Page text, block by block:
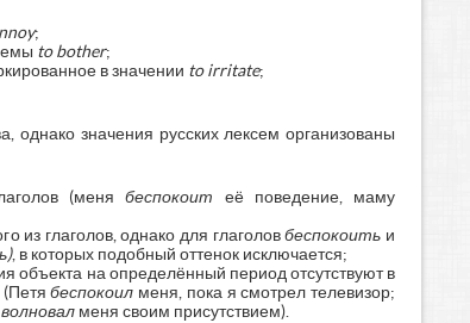
;
to bother;
в значении to irritate;
однако значения русских лексем организованы
(менябеспокоит её поведение, маму
из глаголов, однако для глаголовбеспокоить и
, в которых подобный оттенок исключается;
объекта на определённый период отсутствуют в
(Петябеспокоил меня, пока я смотрел телевизор;
волновалменя своим присутствием).